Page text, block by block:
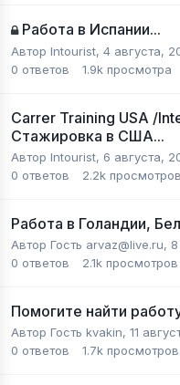
Работа в Испании...
Автор Intourist, 4 августа,
0 ответов 1.9k просмотра
Carrer Training USA /
Стажировка в США...
Автор Intourist, 6 августа,
0 ответов 2.2k просмотров
Работа в Голандии,
Автор Гость arvaz@live.ru,
0 ответов 2.1k просмотров
Помогите найти
Автор Гость kvakin, 11
0 ответов 1.7k просмотров